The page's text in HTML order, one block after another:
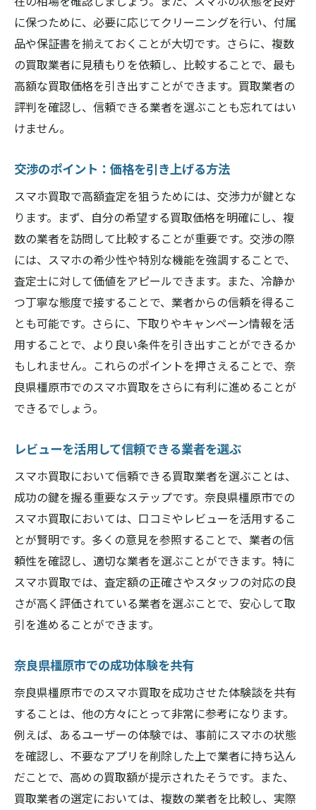
に保つために、必要に応じてクリーニングを行い、付属
品や保証書を揃えておくことが大切です。さらに、複数
の買取業者に見積もりを依頼し、比較することで、最も
高額な買取価格を引き出すことができます。買取業者の
評判を確認し、信頼できる業者を選ぶことも忘れてはい
けません。
交渉のポイント：価格を引き上げる方法
スマホ買取で高額査定を狙うためには、交渉力が鍵とな
ります。まず、自分の希望する買取価格を明確にし、複
数の業者を訪問して比較することが重要です。交渉の際
には、スマホの希少性や特別な機能を強調することで、
査定士に対して価値をアピールできます。また、冷静か
つ丁寧な態度で接することで、業者からの信頼を得るこ
とも可能です。さらに、下取りやキャンペーン情報を活
用することで、より良い条件を引き出すことができるか
もしれません。これらのポイントを押さえることで、奈
良県橿原市でのスマホ買取をさらに有利に進めることが
できるでしょう。
レビューを活用して信頼できる業者を選ぶ
スマホ買取において信頼できる買取業者を選ぶことは、
成功の鍵を握る重要なステップです。奈良県橿原市での
スマホ買取においては、口コミやレビューを活用するこ
とが賢明です。多くの意見を参照することで、業者の信
頼性を確認し、適切な業者を選ぶことができます。特に
スマホ買取では、査定額の正確さやスタッフの対応の良
さが高く評価されている業者を選ぶことで、安心して取
引を進めることができます。
奈良県橿原市での成功体験を共有
奈良県橿原市でのスマホ買取を成功させた体験談を共有
することは、他の方々にとって非常に参考になります。
例えば、あるユーザーの体験では、事前にスマホの状態
を確認し、不要なアプリを削除した上で業者に持ち込ん
だことで、高めの買取額が提示されたそうです。また、
買取業者の選定においては、複数の業者を比較し、実際